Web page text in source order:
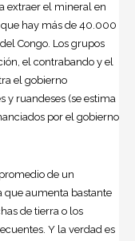
extraer el mineral en
hay más de 40.000
Congo. Los grupos
el contrabando y el
el gobierno
y ruandeses (se estima
por el gobierno
de un
que aumenta bastante
de tierra o los
Y la verdad es